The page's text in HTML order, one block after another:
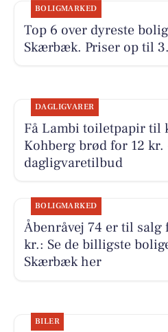
BOLIGMARKED
Top 6 over dyreste
Skærbæk. Priser op til
DAGLIGVARER
Få Lambi toiletpapir til
Kohberg brød for 12 kr.
dagligvaretilbud
BOLIGMARKED
Åbenråvej 74 er til
kr.: Se de billigste
Skærbæk her
BILER